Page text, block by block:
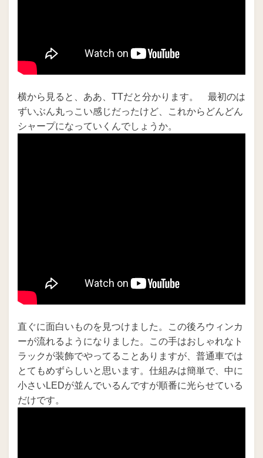
横から見ると、ああ、TTだと分かります。 最初のは
ずいぶん丸っこい感じだったけど、これからどんどん
シャープになっていくんでしょうか。
直ぐに面白いものを見つけました。この後ろウィンカ
ーが流れるようになりました。この手はおしゃれなト
ラックが装飾でやってることありますが、普通車では
とてもめずらしいと思います。仕組みは簡単で、中に
小さいLEDが並んでいるんですが順番に光らせている
だけです。